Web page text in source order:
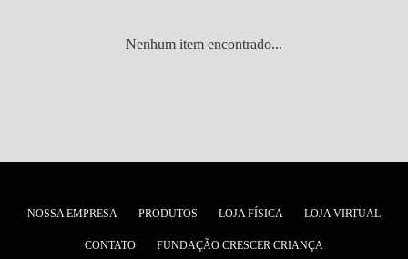
Nenhum item encontrado...
NOSSA EMPRESA PRODUTOS LOJA FÍSICA LOJA VIRTUAL
CONTATO FUNDAÇÃO CRESCER CRIANÇA